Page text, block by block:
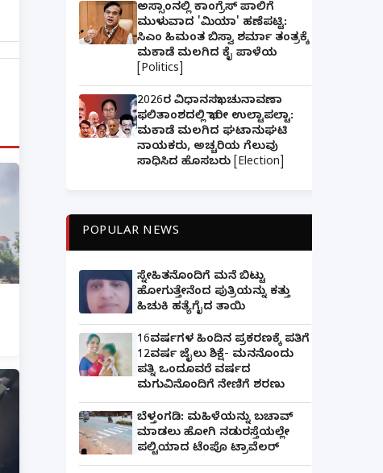
ಅಸ್ಸಾಂನಲ್ಲಿ ಕಾಂಗ್ರೆಸ್ ಪಾಲಿಗೆ
ಮುಳುವಾದ 'ಮಿಯಾ' ಹಣೆಪಟ್ಟಿ:
ಸಿಎಂ ಹಿಮಂತ ಬಿಸ್ವಾ ಶರ್ಮಾ ತಂತ್ರಕ್ಕೆ
ಮಕಾಡೆ ಮಲಗಿದ ಕೈ ಪಾಳೆಯ
[Politics]
2026ರ ವಿಧಾನಸಭಾ ಚುನಾವಣಾ
ಫಲಿತಾಂಶದಲ್ಲಿ ಭಾರೀ ಉಲ್ಟಾಪಲ್ಟಾ:
ಮಕಾಡೆ ಮಲಗಿದ ಘಟಾನುಘಟಿ
ನಾಯಕರು, ಅಚ್ಚರಿಯ ಗೆಲುವು
ಸಾಧಿಸಿದ ಹೊಸಬರು [Election]
POPULAR NEWS
ಸ್ನೇಹಿತನೊಂದಿಗೆ ಮನೆ ಬಿಟ್ಟು
ಹೋಗುತ್ತೇನೆಂದ ಪುತ್ರಿಯನ್ನು ಕತ್ತು
ಹಿಚುಕಿ ಹತ್ಯೆಗೈದ ತಾಯಿ
16ವರ್ಷಗಳ ಹಿಂದಿನ ಪ್ರಕರಣಕ್ಕೆ ಪತಿಗೆ
12ವರ್ಷ ಜೈಲು ಶಿಕ್ಷೆ- ಮನನೊಂದು
ಪತ್ನಿ ಒಂದೂವರೆ ವರ್ಷದ
ಮಗುವಿನೊಂದಿಗೆ ನೇಣಿಗೆ ಶರಣು
ಬೆಳ್ತಂಗಡಿ: ಮಹಿಳೆಯನ್ನು ಬಚಾವ್
ಮಾಡಲು ಹೋಗಿ ನಡುರಸ್ತೆಯಲ್ಲೇ
ಪಲ್ಟಿಯಾದ ಟೆಂಪೊ ಟ್ರಾವೆಲರ್